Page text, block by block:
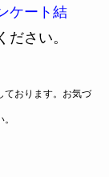
ケート結
ださい。
ております。お気づ